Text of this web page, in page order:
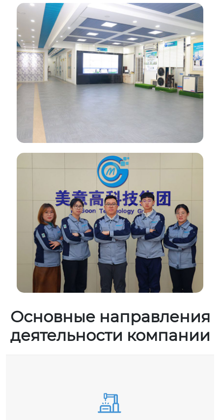
Основные направления
деятельности компании